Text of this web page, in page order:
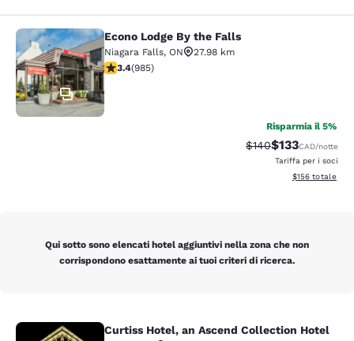
Econo Lodge By the Falls
17
Econo Lodge By the Falls
Niagara Falls, ON
27.98 km
Valutazione di 3.37 stelle. Buono. 985 recensioni
3.4(985)
Risparmia il 5%
Tariffa di barratura:
$140Tariffa
$133CAD/notte
Tariffa per i soci
Visualizza i
$156 totale
Qui sotto sono elencati hotel aggiuntivi nella zona che non
corrispondono esattamente ai tuoi criteri di ricerca.
Curtiss Hotel, an Ascend Collection
Curtiss Hotel, an Ascend Collection Hotel